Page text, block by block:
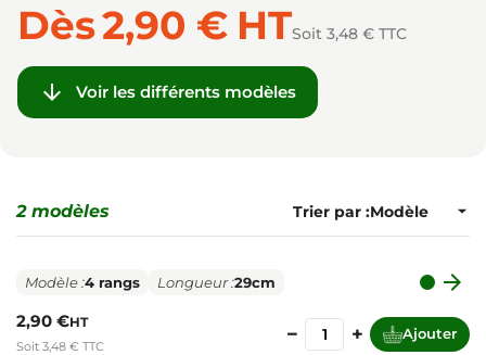
Dès2,90 € HTSoit 3,48 € TTC
 Voir les différents modèles
2 modèles Trier par :
Modèle :4 rangs Longueur :29cm 
2,90 €HT
Soit 3,48 € TTC
− + Ajouter